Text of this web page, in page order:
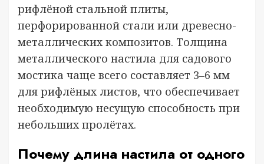
рифлёной стальной плиты,
перфорированной стали или древесно-
металлических композитов. Толщина
металлического настила для садового
мостика чаще всего составляет 3–6 мм
для рифлёных листов, что обеспечивает
необходимую несущую способность при
небольших пролётах.
Почему длина настила от одного